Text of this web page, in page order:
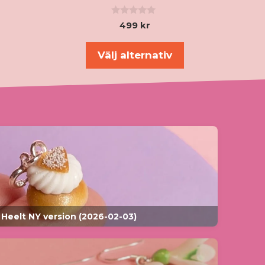
499 kr
Välj alternativ
Heelt NY version (2026-02-03)